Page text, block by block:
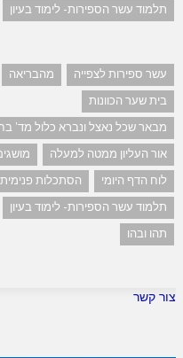
תלמוד עשר הספירות- לימוד בעיון
עשר ספירות לצפייה מהבריאה
בית שער הכוונות
מבאר שכל נאצל ונברא כלול מד'
אור העליון ממטה למעלה
לוח הדף היומי
הסתכלות
תלמוד עשר הספירות- לימוד בעיון
תהו ובהו
צור קשר